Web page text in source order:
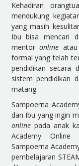
Kehadiran
mendukung
yang masih
Ibu bisa mencari
mentoronline
formal yang telah
pendidikan secara
sistem pendidikan
matang.
Sampoerna
dan Ibu yang ingin
online pada anak
Academy Online
Sampoerna
pembelajaran